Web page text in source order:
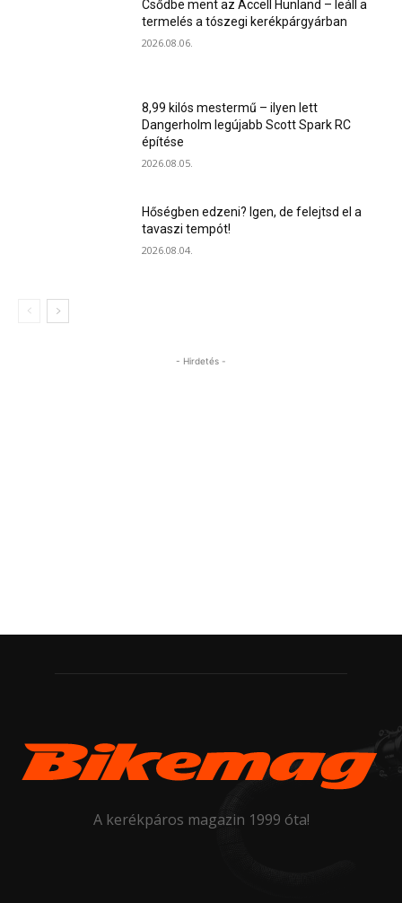
Csődbe ment az Accell Hunland – leáll a
termelés a tószegi kerékpárgyárban
2026.08.06.
8,99 kilós mestermű – ilyen lett
Dangerholm legújabb Scott Spark RC
építése
2026.08.05.
Hőségben edzeni? Igen, de felejtsd el a
tavaszi tempót!
2026.08.04.
- Hirdetés -
A kerékpáros magazin 1999 óta!